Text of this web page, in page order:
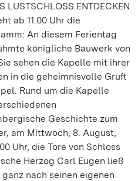
LUSTSCHLOSS ENTDECKEN
ab 11.00 Uhr die
An diesem Ferientag
königliche Bauwerk von
sehen die Kapelle mit ihrer
in die geheimnisvolle Gruft
Rund um die Kapelle
Geschichte zum
am Mittwoch, 8. August,
Uhr, die Tore von Schloss
Herzog Carl Eugen ließ
nach seinen eigenen